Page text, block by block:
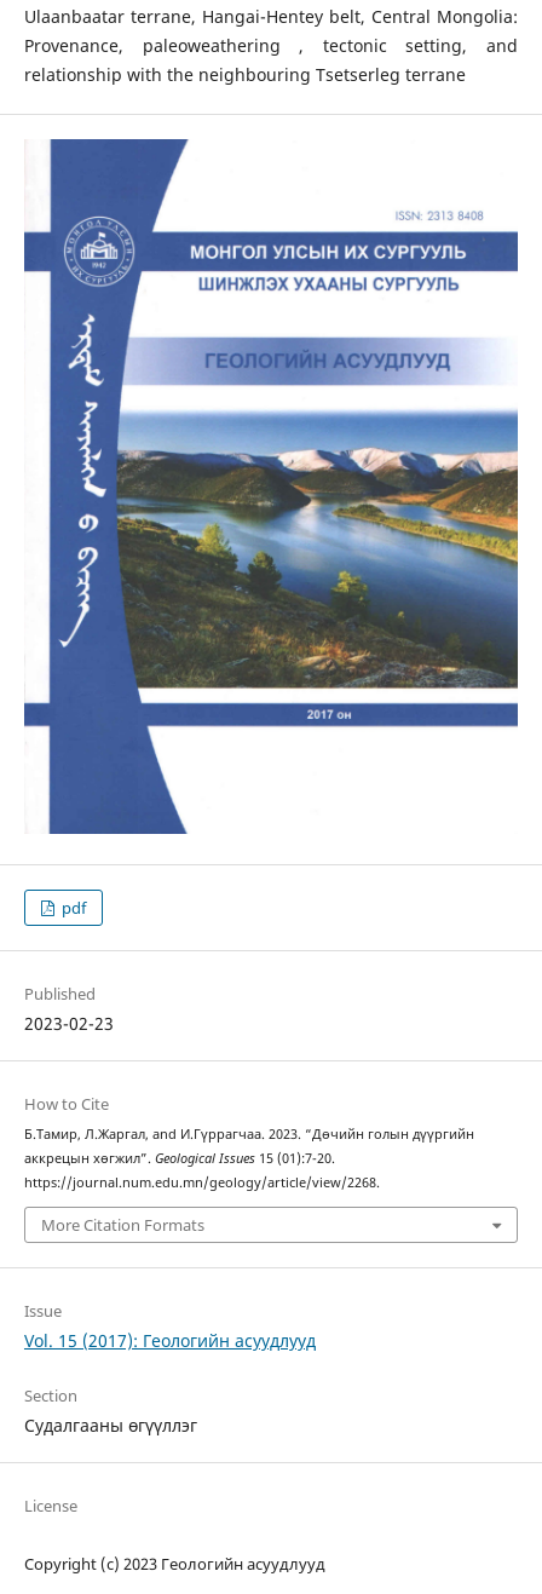
Ulaanbaatar terrane, Hangai-Hentey belt, Central Mongolia:
Provenance, paleoweathering , tectonic setting, and
relationship with the neighbouring Tsetserleg terrane
pdf
Published
2023-02-23
How to Cite
Б.Тамир, Л.Жаргал, and И.Гүррагчаа. 2023. “Дөчийн голын дүүргийн
аккрецын хөгжил”. Geological Issues15 (01):7-20.
https://journal.num.edu.mn/geology/article/view/2268.
More Citation Formats
Issue
Vol. 15 (2017): Геологийн асуудлууд
Section
Судалгааны өгүүллэг
License
Copyright (c) 2023 Геологийн асуудлууд